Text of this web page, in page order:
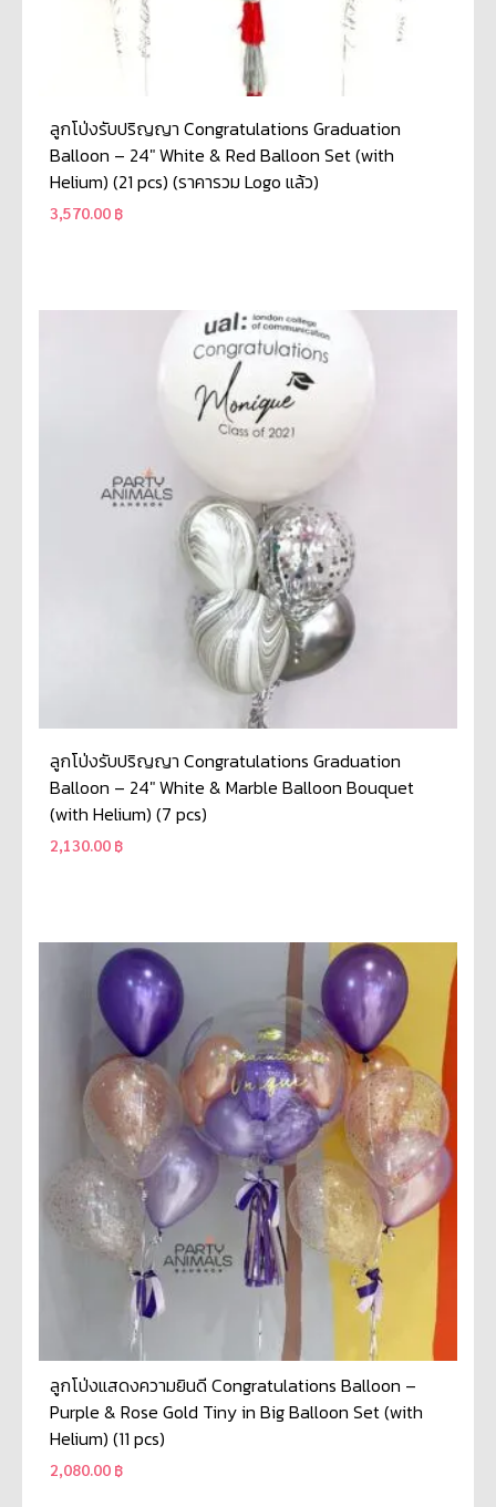
ลูกโป่งรับปริญญา Congratulations Graduation
Balloon – 24″ White & Red Balloon Set (with
Helium) (21 pcs) (ราคารวม Logo แล้ว)
3,570.00 ฿
ลูกโป่งรับปริญญา Congratulations Graduation
Balloon – 24″ White & Marble Balloon Bouquet
(with Helium) (7 pcs)
2,130.00 ฿
ลูกโป่งแสดงความยินดี Congratulations Balloon –
Purple & Rose Gold Tiny in Big Balloon Set (with
Helium) (11 pcs)
2,080.00 ฿